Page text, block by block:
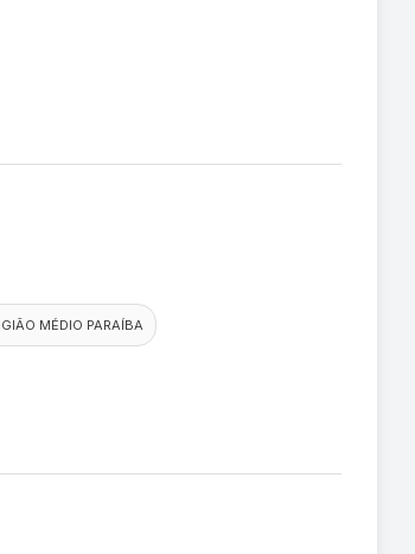
MÉDIO PARAÍBA